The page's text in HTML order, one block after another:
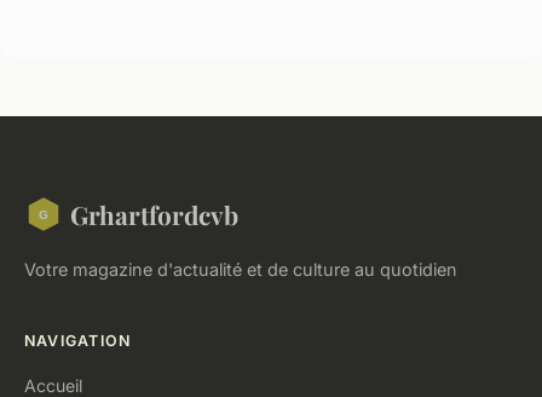
Grhartfordcvb
Votre magazine d'actualité et de culture au quotidien
NAVIGATION
Accueil